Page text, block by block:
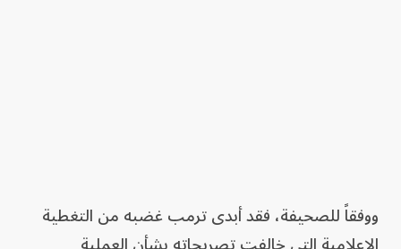
ووفقاً للصحيفة، فقد أبدى ترمب غضبه من التغطية